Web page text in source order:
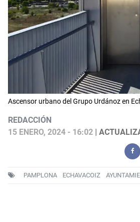
Ascensor urbano del Grupo Urdánoz en
REDACCIÓN
15 ENERO, 2024 - 16:02|
PAMPLONA ECHAVACOIZ